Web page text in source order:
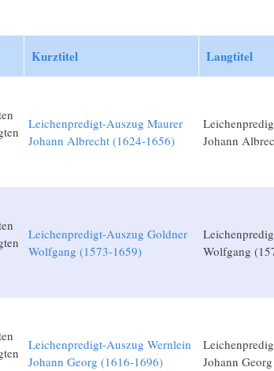
Kurztitel Langtitel
Leichenpredigt-Auszug Maurer
Johann Albrecht (1624-1656)
Johann
Leichenpredigt-Auszug Goldner
Wolfgang (1573-1659)
Wolfgang
Leichenpredigt-Auszug Wernlein
Johann Georg (1616-1696)
Johann